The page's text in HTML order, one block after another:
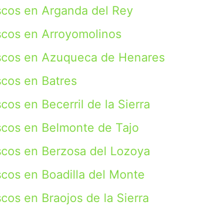
en Arganda del Rey
en Arroyomolinos
en Azuqueca de Henares
en Batres
en Becerril de la Sierra
en Belmonte de Tajo
en Berzosa del Lozoya
en Boadilla del Monte
en Braojos de la Sierra